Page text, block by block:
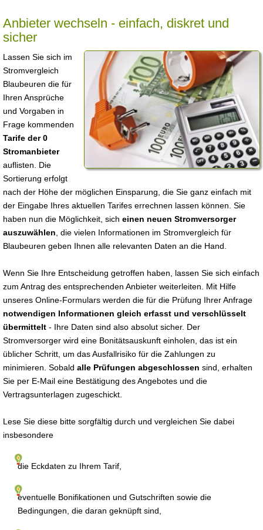
Anbieter wechseln - einfach, diskret und
sicher
Lassen Sie sich im
Stromvergleich
Blaubeuren die für
Ihren Ansprüche
und Vorgaben in
Frage kommenden
Tarife der 0
Stromanbieter
auflisten. Die
Sortierung erfolgt
nach der Höhe der möglichen Einsparung, die Sie ganz einfach mit
der Eingabe Ihres aktuellen Tarifes errechnen lassen können. Sie
haben nun die Möglichkeit, sich einen neuen Stromversorger
auszuwählen , die vielen Informationen im Stromvergleich für
Blaubeuren geben Ihnen alle relevanten Daten an die Hand.
Wenn Sie Ihre Entscheidung getroffen haben, lassen Sie sich einfach
zum Antrag des entsprechenden Anbieter weiterleiten. Mit Hilfe
unseres Online-Formulars werden die für die Prüfung Ihrer Anfrage
notwendigen Informationen gleich erfasst und verschlüsselt
übermittelt - Ihre Daten sind also absolut sicher. Der
Stromversorger wird eine Bonitätsauskunft einholen, das ist ein
üblicher Schritt, um das Ausfallrisiko für die Zahlungen zu
minimieren. Sobald alle Prüfungen abgeschlossen sind, erhalten
Sie per E-Mail eine Bestätigung des Angebotes und die
Vertragsunterlagen zugeschickt.
Lese Sie diese bitte sorgfältig durch und vergleichen Sie dabei
insbesondere
die Eckdaten zu Ihrem Tarif,
eventuelle Bonifikationen und Gutschriften sowie die
Bedingungen, die daran geknüpft sind,